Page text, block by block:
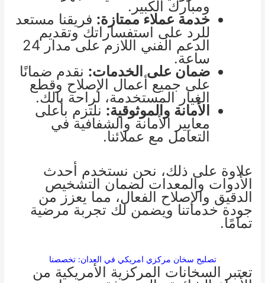
ومبارك الكبير.
خدمة عملاء ممتازة: فريقنا مستعد
للرد على استفساراتك وتقديم
الدعم الفني اللازم على مدار 24
ساعة.
ضمان على الخدمات: نقدم ضمانًا
على جميع أعمال الإصلاح وقطع
الغيار المستخدمة، لراحة بالك.
الأمانة والموثوقية: نلتزم بأعلى
معايير الأمانة والشفافية في
التعامل مع عملائنا.
علاوة على ذلك، نحن نستخدم أحدث
الأدوات والمعدات لضمان التشخيص
الدقيق والإصلاح الفعال، مما يعزز من
جودة خدماتنا ويضمن لك تجربة مرضية
تمامًا.
تصليح سخان مركزي امريكي في العدان: تخصصنا
تعتبر السخانات المركزية الأمريكية من